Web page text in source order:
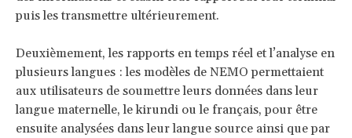
puis les transmettre ultérieurement.
Deuxièmement, les rapports en temps réel et l’analyse en
plusieurs langues : les modèles de NEMO permettaient
aux utilisateurs de soumettre leurs données dans leur
langue maternelle, le kirundi ou le français, pour être
ensuite analysées dans leur langue source ainsi que par